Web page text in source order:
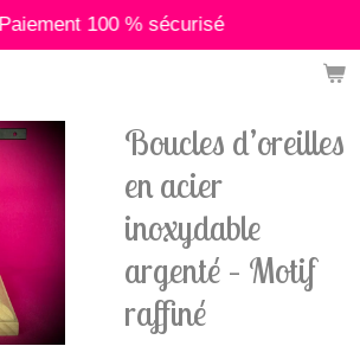
Paiement 100 % sécurisé
Boucles d’oreilles
en acier
inoxydable
argenté – Motif
raffiné